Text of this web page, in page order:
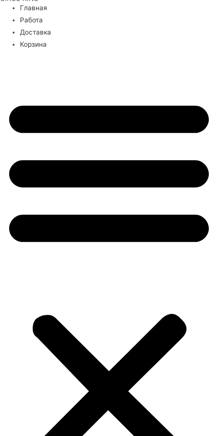
Главная
Работа
Доставка
Корзина